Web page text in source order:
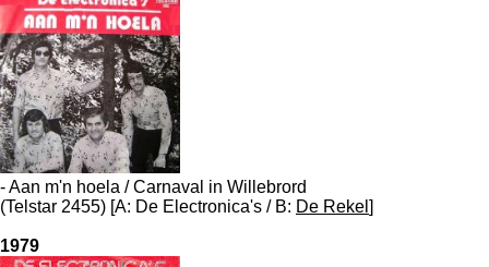
- Aan m'n hoela / Carnaval in Willebrord
(Telstar 2455) [A: De Electronica's / B: De Rekel ]
1979